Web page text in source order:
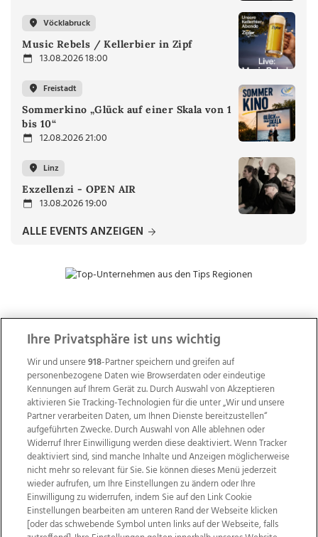
Vöcklabruck
Music Rebels / Kellerbier in Zipf
13.08.2026 18:00
Freistadt
Sommerkino „Glück auf einer Skala von 1
bis 10“
12.08.2026 21:00
Linz
Exzellenzi - OPEN AIR
13.08.2026 19:00
ALLE EVENTS ANZEIGEN
ZUR NACHRICHTENÜBERSICHT
Wir über uns Mediadaten Kontakt
Jobs
Ihre Privatsphäre ist uns wichtig
Wir und unsere918-Partner speichern und greifen auf
personenbezogene Daten wie Browserdaten oder eindeutige
Kennungen auf Ihrem Gerät zu. Durch Auswahl von Akzeptieren
aktivieren Sie Tracking-Technologien für die unter „Wir und unsere
Partner verarbeiten Daten, um Ihnen Dienste bereitzustellen“
aufgeführten Zwecke. Durch Auswahl von Alle ablehnen oder
Widerruf Ihrer Einwilligung werden diese deaktiviert. Wenn Tracker
deaktiviert sind, sind manche Inhalte und Anzeigen möglicherweise
nicht mehr so relevant für Sie. Sie können dieses Menü jederzeit
wieder aufrufen, um Ihre Einstellungen zu ändern oder Ihre
Einwilligung zu widerrufen, indem Sie auf den Link Cookie
Einstellungen bearbeiten am unteren Rand der Webseite klicken
[oder das schwebende Symbol unten links auf der Webseite, falls